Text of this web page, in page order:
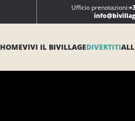
Ufficio prenotazioni:
HOMEVIVI IL BIVILLAGEDIVERTITI